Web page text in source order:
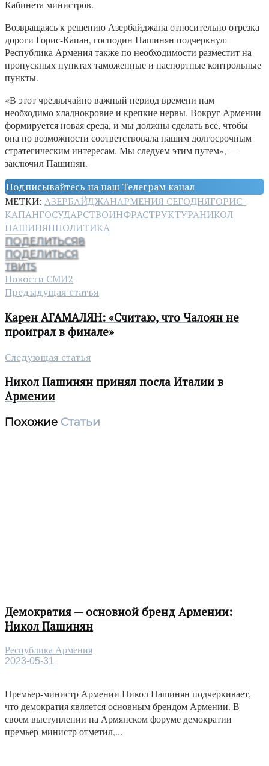
Кабинета министров.
Возвращаясь к решению Азербайджана относительно отрезка
дороги Горис-Капан, господин Пашинян подчеркнул:
Республика Армения также по необходимости разместит на
пропускных пунктах таможенные и паспортные контрольные
пункты.
«В этот чрезвычайно важный период времени нам
необходимо хладнокровие и крепкие нервы. Вокруг Армении
формируется новая среда, и мы должны сделать все, чтобы
она по возможности соответствовала нашим долгосрочным
стратегическим интересам. Мы следуем этим путем», —
заключил Пашинян.
Подписывайтесь на наш Телеграм канал
МЕТКИ: АЗЕРБАЙДЖАНАРМЕНИЯ СЕГОДНЯГОРИС-
КАПАНГОСУДАРСТВОИНФРАСТРУКТУРАНИКОЛ
ПАШИНЯНПОЛИТИКА
ПОДЕЛИТЬСЯ8
ПОДЕЛИТЬСЯ
ТВИТ5
Новости СМИ2
Предыдущая статья
Карен АГАМАЛЯН: «Считаю, что Чалоян не
проиграл в финале»
Следующая статья
Никол Пашинян принял посла Италии в
Армении
Похожие Статьи
Демократия — основной бренд Армении:
Никол Пашинян
Республика Армения
2023-05-31
Премьер-министр Армении Никол Пашинян подчеркивает,
что демократия является основным брендом Армении. В
своем выступлении на Армянском форуме демократии
премьер-министр отметил,...